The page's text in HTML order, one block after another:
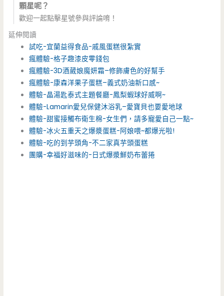
顆星呢？
歡迎一起點擊星號參與評論唷！
延伸閱讀
試吃-宜蘭益得食品-戚風蛋糕很紮實
瘋體驗-格子趣漆皮零錢包
瘋體驗-3D酒葳娘魔妍霜–修飾膚色的好幫手
瘋體驗-康森洋果子蛋糕–義式奶油新口感~
體驗-晶湯匙泰式主題餐廳-鳳梨蝦球好威啊~
體驗-Lamarin愛兒保健沐浴乳–愛寶貝也要愛地球
體驗-甜蜜接觸布衛生棉-女生們，請多寵愛自己一點~
體驗-冰火五重天之爆漿蛋糕-阿娘喂~都爆光啦!
體驗-吃的到芋頭角-不二家真芋頭蛋糕
團購-幸福好滋味的-日式爆漿鮮奶布蕾捲